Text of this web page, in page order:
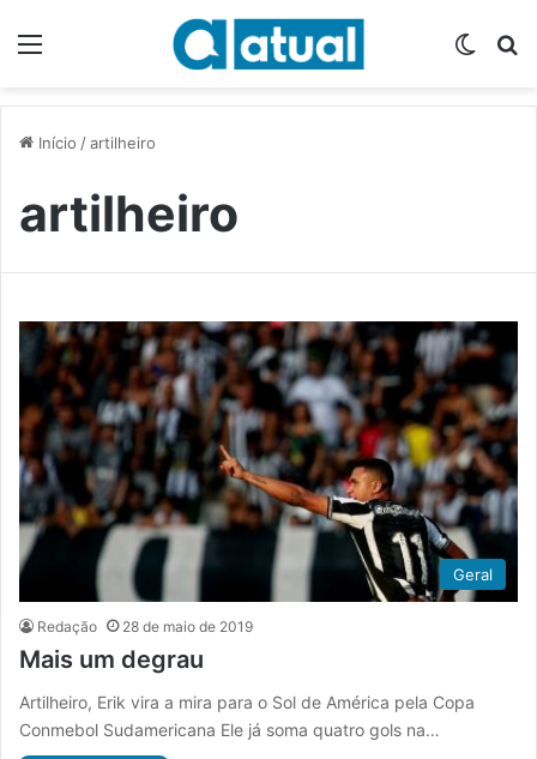
Início /artilheiro
artilheiro
Geral
Redação 28 de maio de 2019
Mais um degrau
Artilheiro, Erik vira a mira para o Sol de América pela Copa
Conmebol Sudamericana Ele já soma quatro gols na…